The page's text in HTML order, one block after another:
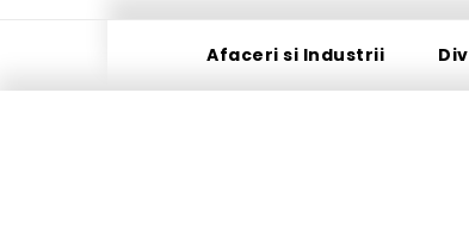
Afaceri si Industrii